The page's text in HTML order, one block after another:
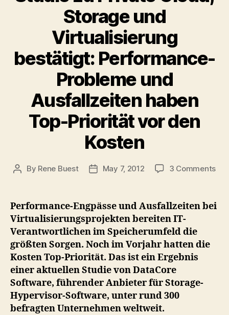
Storage und
Virtualisierung
bestätigt: Performance-
Probleme und
Ausfallzeiten haben
Top-Priorität vor den
Kosten
Post
By Rene Buest
PostMay 7, 2012 3 Commentson
Performance-Engpässe und Ausfallzeiten bei
Virtualisierungsprojekten bereiten IT-
Verantwortlichen im Speicherumfeld die
größten Sorgen. Noch im Vorjahr hatten die
Kosten Top-Priorität. Das ist ein Ergebnis
einer aktuellen Studie von DataCore
Software, führender Anbieter für Storage-
Hypervisor-Software, unter rund 300
befragten Unternehmen weltweit.